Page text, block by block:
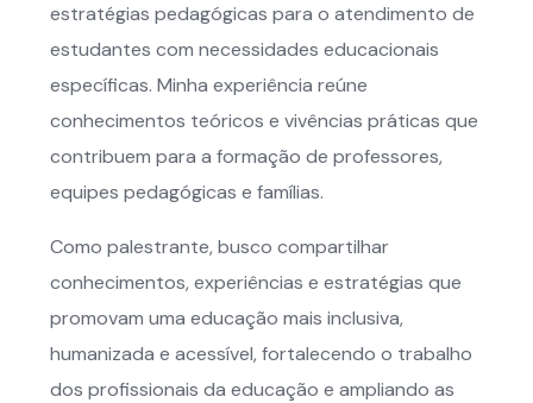
estratégias pedagógicas para o atendimento de
estudantes com necessidades educacionais
específicas. Minha experiência reúne
conhecimentos teóricos e vivências práticas que
contribuem para a formação de professores,
equipes pedagógicas e famílias.
Como palestrante, busco compartilhar
conhecimentos, experiências e estratégias que
promovam uma educação mais inclusiva,
humanizada e acessível, fortalecendo o trabalho
dos profissionais da educação e ampliando as